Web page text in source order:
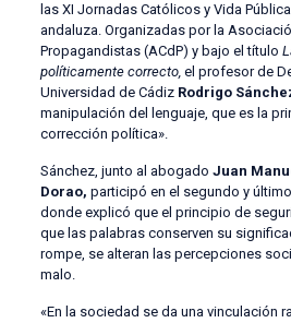
las XI Jornadas Católicos y Vida
andaluza. Organizadas por la
Propagandistas (ACdP) y bajo el título
políticamente correcto, el profesor de
Universidad de Cádiz Rodrigo
manipulación del lenguaje, que es la
corrección política».
Sánchez, junto al abogado Juan
Dorao, participó en el segundo y
donde explicó que el principio de
que las palabras conserven su
rompe, se alteran las percepciones
malo.
«En la sociedad se da una vinculación